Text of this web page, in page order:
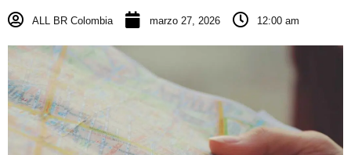
ALL BR Colombia marzo 27, 2026 12:00 am